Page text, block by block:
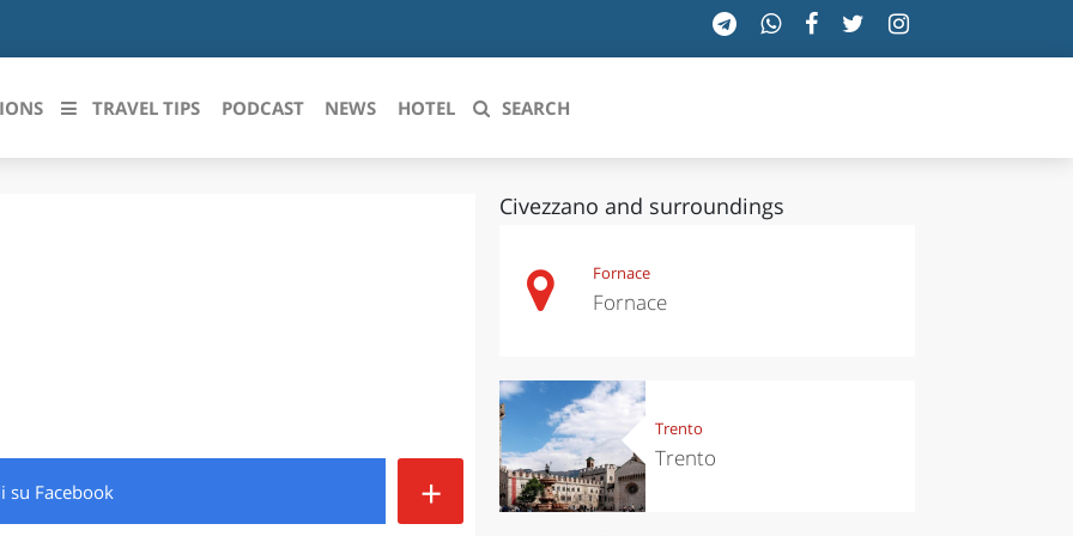
ROMAGNA PIEMONTE
TOSCANA
UMBRIA
VALLE D'AOSTA
VENETO
TRAVEL TIPS PODCAST NEWS HOTEL SEARCH
su Facebook +
Civezzano and surroundings
Fornace
Fornace
Trento
Trento